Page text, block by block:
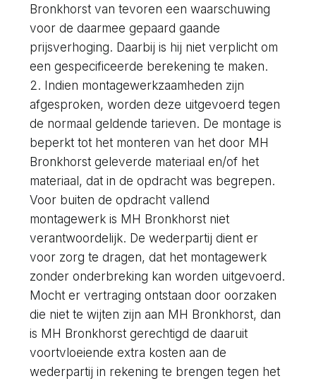
Bronkhorst van tevoren een waarschuwing
voor de daarmee gepaard gaande
prijsverhoging. Daarbij is hij niet verplicht om
een gespecificeerde berekening te maken.
2. Indien montagewerkzaamheden zijn
afgesproken, worden deze uitgevoerd tegen
de normaal geldende tarieven. De montage is
beperkt tot het monteren van het door MH
Bronkhorst geleverde materiaal en/of het
materiaal, dat in de opdracht was begrepen.
Voor buiten de opdracht vallend
montagewerk is MH Bronkhorst niet
verantwoordelijk. De wederpartij dient er
voor zorg te dragen, dat het montagewerk
zonder onderbreking kan worden uitgevoerd.
Mocht er vertraging ontstaan door oorzaken
die niet te wijten zijn aan MH Bronkhorst, dan
is MH Bronkhorst gerechtigd de daaruit
voortvloeiende extra kosten aan de
wederpartij in rekening te brengen tegen het